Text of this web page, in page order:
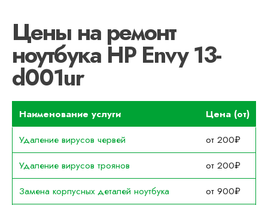
Цены на ремонт
ноутбука HP Envy 13-
d001ur
Наименование услуги
Цена (от)
Удаление вирусов червей
от 200₽
Удаление вирусов троянов
от 200₽
Замена корпусных деталей ноутбука
от 900₽